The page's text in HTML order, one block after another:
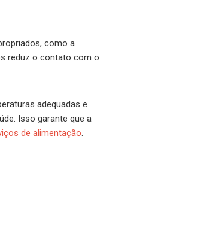
como a
reduz o contato com o
adequadas e
Isso garante que a
de alimentação.